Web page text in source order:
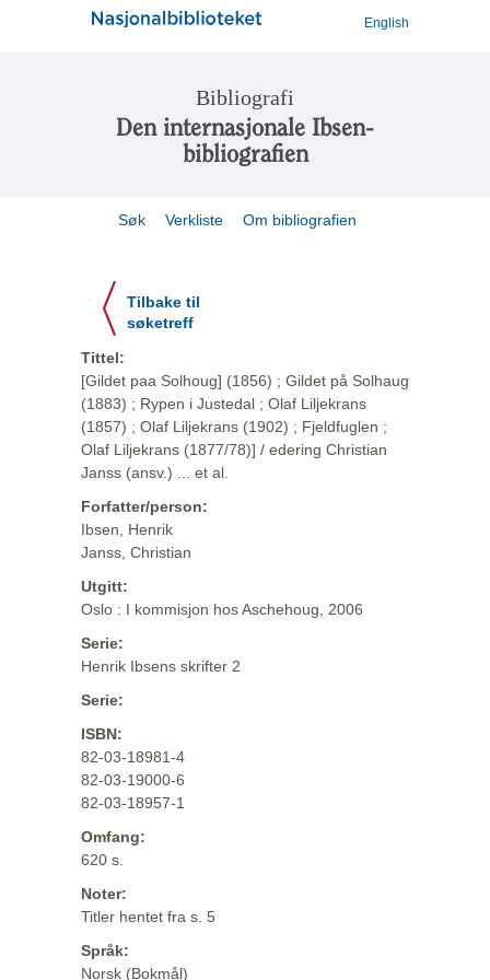
English
Bibliografi
Den internasjonale Ibsen-
bibliografien
Søk Verkliste Om bibliografien
Tilbake til
søketreff
Tittel:
[Gildet paa Solhoug] (1856) ; Gildet på Solhaug
(1883) ; Rypen i Justedal ; Olaf Liljekrans
(1857) ; Olaf Liljekrans (1902) ; Fjeldfuglen ;
Olaf Liljekrans (1877/78)] / edering Christian
Janss (ansv.) ... et al.
Forfatter/person:
Ibsen, Henrik
Janss, Christian
Utgitt:
Oslo : I kommisjon hos Aschehoug, 2006
Serie:
Henrik Ibsens skrifter 2
Serie:
ISBN:
82-03-18981-4
82-03-19000-6
82-03-18957-1
Omfang:
620 s.
Noter:
Titler hentet fra s. 5
Språk:
Norsk (Bokmål)